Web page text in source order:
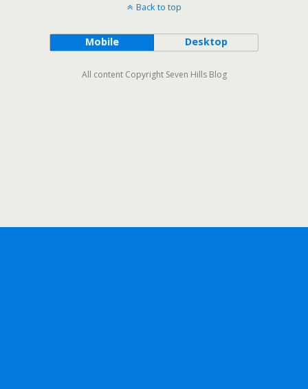
Back to top
Mobile Desktop
All content Copyright Seven Hills Blog